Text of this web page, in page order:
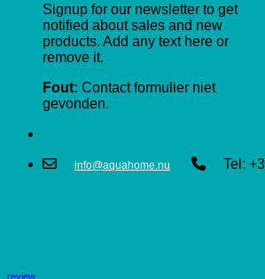
Signup for our newsletter to get
notified about sales and new
products. Add any text here or
remove it.
Fout: Contact formulier niet
gevonden.
info@aquahome.nu Tel:
review